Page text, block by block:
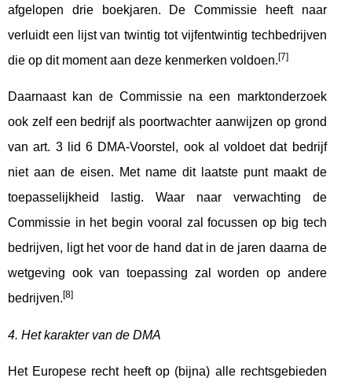
afgelopen drie boekjaren. De Commissie heeft naar
verluidt een lijst van twintig tot vijfentwintig techbedrijven
die op dit moment aan deze kenmerken voldoen.[7]
Daarnaast kan de Commissie na een marktonderzoek
ook zelf een bedrijf als poortwachter aanwijzen op grond
van art. 3 lid 6 DMA-Voorstel, ook al voldoet dat bedrijf
niet aan de eisen. Met name dit laatste punt maakt de
toepasselijkheid lastig. Waar naar verwachting de
Commissie in het begin vooral zal focussen op big tech
bedrijven, ligt het voor de hand dat in de jaren daarna de
wetgeving ook van toepassing zal worden op andere
bedrijven.[8]
4. Het karakter van de DMA
Het Europese recht heeft op (bijna) alle rechtsgebieden